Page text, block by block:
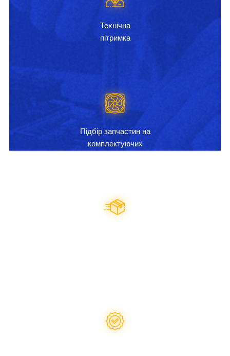
Технічна
пітримка
Підбір запчастин на
комплектуючих